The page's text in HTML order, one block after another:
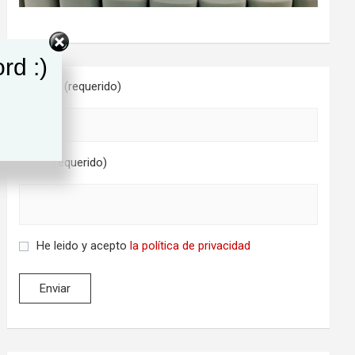
Nombre (requerido)
Email (requerido)
He leido y aceptola política de privacidad
:)